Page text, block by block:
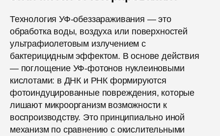
Технология УФ-обеззараживания — это
обработка воды, воздуха или поверхностей
ультрафиолетовым излучением с
бактерицидным эффектом. В основе действия
— поглощение УФ-фотонов нуклеиновыми
кислотами: в ДНК и РНК формируются
фотоиндуцированные повреждения, которые
лишают микроорганизм возможности к
воспроизводству. Это принципиально иной
механизм по сравнению с окислительными